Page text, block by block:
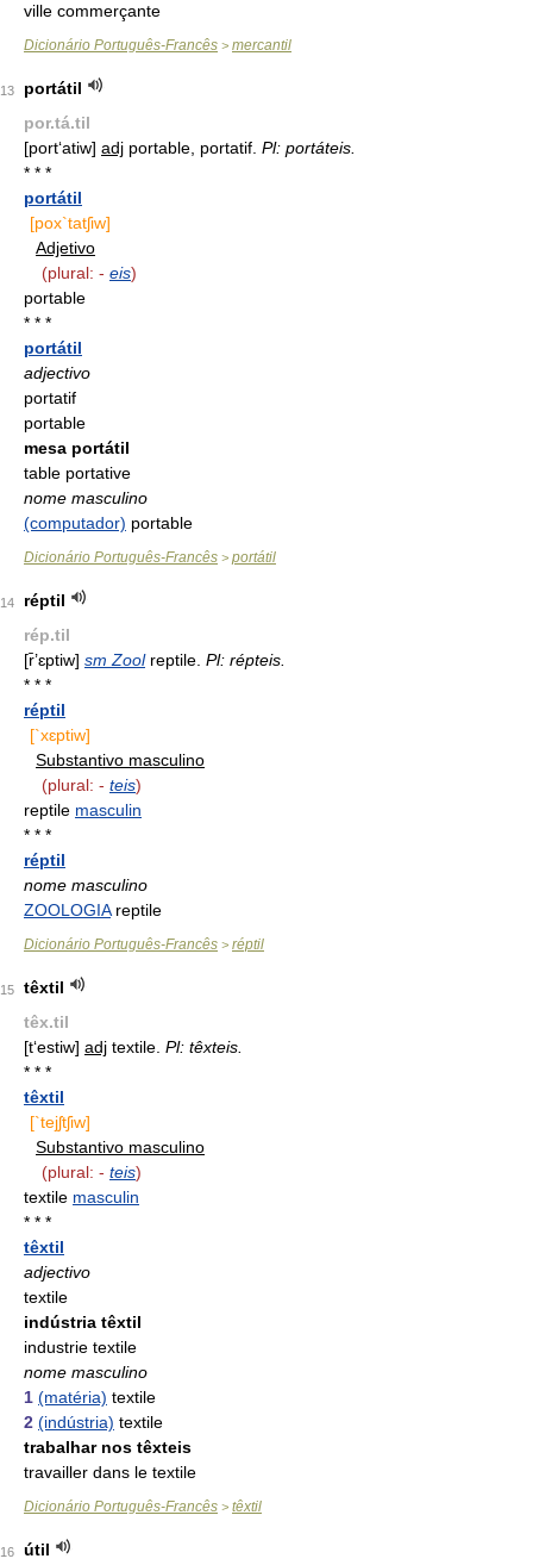
ville commerçante
Dicionário Português-Francês > mercantil
13
portátil
por.tá.til
[port‘atiw] adj portable, portatif. Pl: portáteis.
* * *
portátil
[pox`tatʃiw]
Adjetivo
(plural: - eis)
portable
* * *
portátil
adjectivo
portatif
portable
mesa portátil
table portative
nome masculino
(computador) portable
Dicionário Português-Francês > portátil
14
réptil
rép.til
[r̄’ɛptiw] sm Zoolreptile. Pl: répteis.
* * *
réptil
[`xɛptiw]
Substantivo masculino
(plural: - teis)
reptile masculin
* * *
réptil
nome masculino
ZOOLOGIAreptile
Dicionário Português-Francês > réptil
15
têxtil
têx.til
[t‘estiw] adj textile. Pl: têxteis.
* * *
têxtil
[`tejʃtʃiw]
Substantivo masculino
(plural: - teis)
textile masculin
* * *
têxtil
adjectivo
textile
indústria têxtil
industrie textile
nome masculino
1 (matéria) textile
2 (indústria) textile
trabalhar nos têxteis
travailler dans le textile
Dicionário Português-Francês > têxtil
16 útil